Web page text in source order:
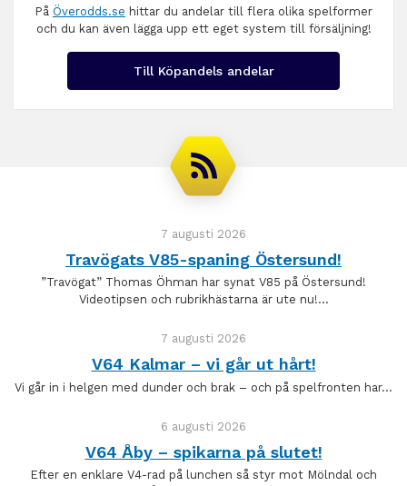
På Överodds.se hittar du andelar till flera olika spelformer
och du kan även lägga upp ett eget system till försäljning!
Till Köpandels andelar
7 augusti 2026
Travögats V85-spaning Östersund!
”Travögat” Thomas Öhman har synat V85 på Östersund!
Videotipsen och rubrikhästarna är ute nu!…
7 augusti 2026
V64 Kalmar – vi går ut hårt!
Vi går in i helgen med dunder och brak – och på spelfronten har…
6 augusti 2026
V64 Åby – spikarna på slutet!
Efter en enklare V4-rad på lunchen så styr mot Mölndal och